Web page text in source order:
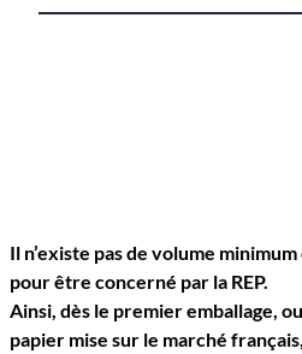
Il n’existe pas de volume
pour être concerné par la REP.
Ainsi, dès le premier emballage,
papier mise sur le marché